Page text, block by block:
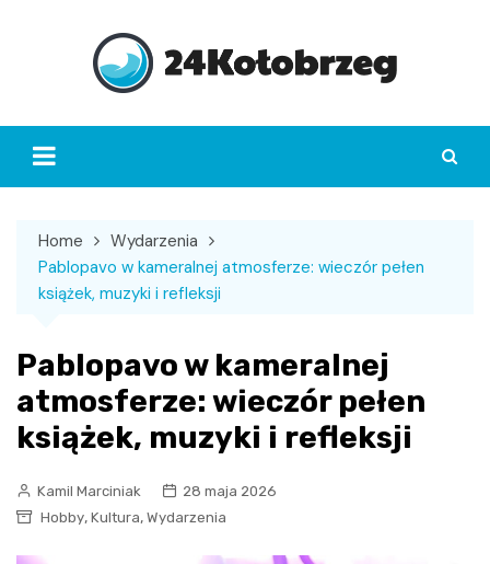
Home
Wydarzenia
Pablopavo w kameralnej atmosferze: wieczór pełen
książek, muzyki i refleksji
Pablopavo w kameralnej
atmosferze: wieczór pełen
książek, muzyki i refleksji
Kamil Marciniak
28 maja 2026
Hobby, Kultura, Wydarzenia